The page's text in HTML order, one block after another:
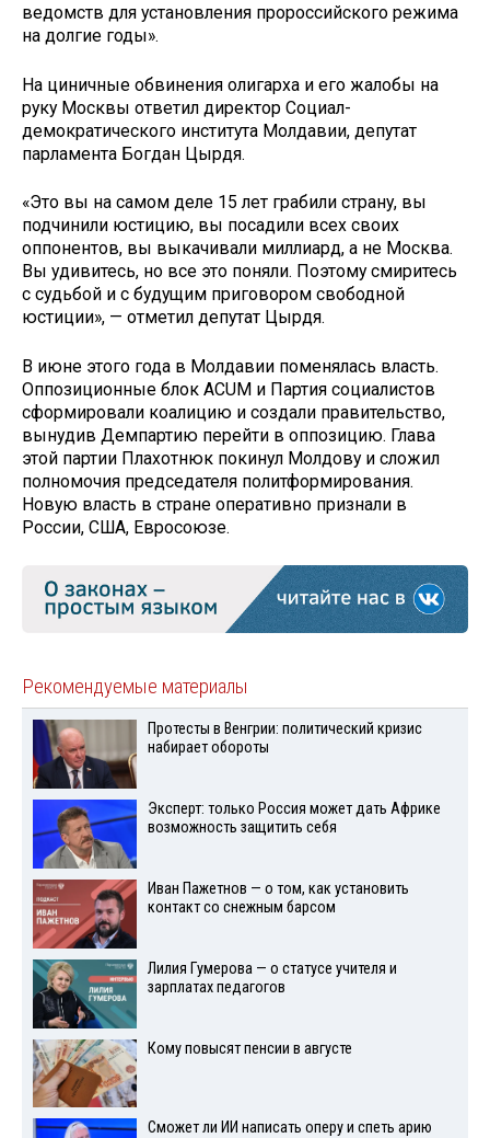
ведомств для установления пророссийского режима
на долгие годы».
На циничные обвинения олигарха и его жалобы на
руку Москвы ответил директор Социал-
демократического института Молдавии, депутат
парламента Богдан Цырдя.
«Это вы на самом деле 15 лет грабили страну, вы
подчинили юстицию, вы посадили всех своих
оппонентов, вы выкачивали миллиард, а не Москва.
Вы удивитесь, но все это поняли. Поэтому смиритесь
с судьбой и с будущим приговором свободной
юстиции», — отметил депутат Цырдя.
В июне этого года в Молдавии поменялась власть.
Оппозиционные блок ACUM и Партия социалистов
сформировали коалицию и создали правительство,
вынудив Демпартию перейти в оппозицию. Глава
этой партии Плахотнюк покинул Молдову и сложил
полномочия председателя политформирования.
Новую власть в стране оперативно признали в
России, США, Евросоюзе.
Рекомендуемые материалы
Протесты в Венгрии: политический кризис
набирает обороты
Эксперт: только Россия может дать Африке
возможность защитить себя
Иван Пажетнов — о том, как установить
контакт со снежным барсом
Лилия Гумерова — о статусе учителя и
зарплатах педагогов
Кому повысят пенсии в августе
Сможет ли ИИ написать оперу и спеть арию